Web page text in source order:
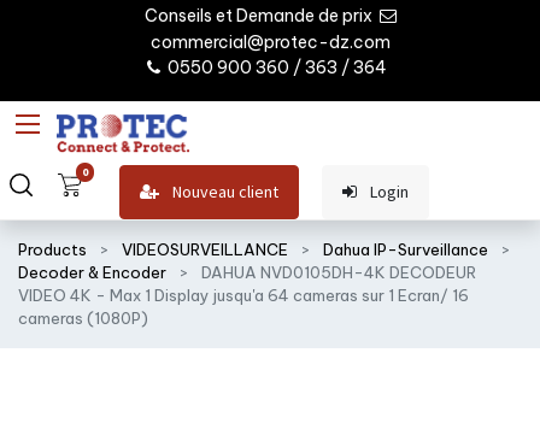
Conseils et Demande de prix
commercial@protec-dz.com
0550 900 360 / 363 / 364
0
Nouveau client Login
Products VIDEOSURVEILLANCE
Dahua IP-Surveillance
Decoder & Encoder
DAHUA NVD0105DH-4K DECODEUR
VIDEO 4K - Max 1 Display jusqu'a 64 cameras sur 1 Ecran/ 16
cameras (1080P)